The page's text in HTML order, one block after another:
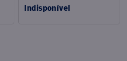
Indisponível